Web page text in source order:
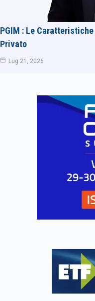
PGIM : Le
Privato
Lug 21, 2026